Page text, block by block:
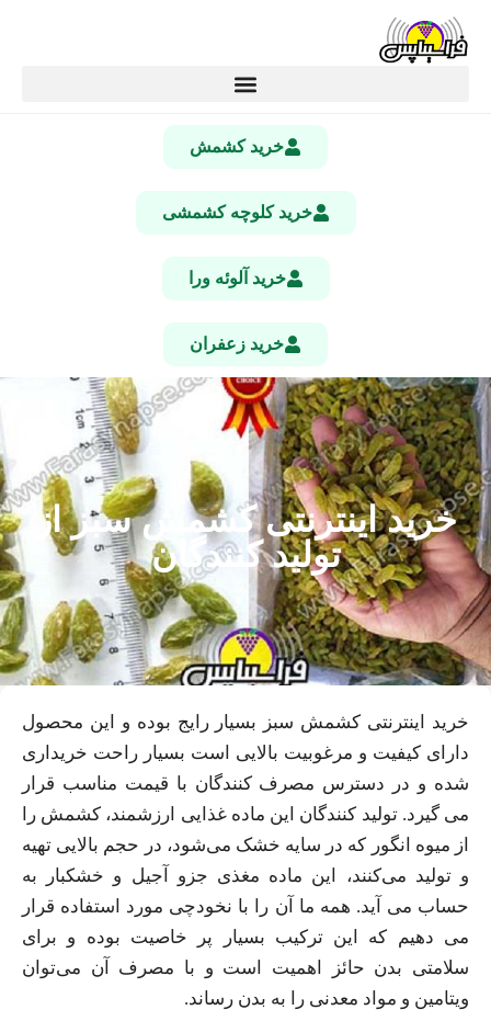
خرید کشمش
خرید کلوچه کشمشی
خرید آلوئه ورا
خرید زعفران
خرید اینترنتی کشمش سبز از
تولید کنندگان
خرید اینترنتی کشمش سبز بسیار رایج بوده و این محصول
دارای کیفیت و مرغوبیت بالایی است بسیار راحت خریداری
شده و در دسترس مصرف کنندگان با قیمت مناسب قرار
می گیرد. تولید کنندگان این ماده غذایی ارزشمند، کشمش را
از میوه انگور که در سایه خشک می‌شود، در حجم بالایی تهیه
و تولید می‌کنند، این ماده مغذی جزو آجیل و خشکبار به
حساب می آید. همه ما آن را با نخودچی مورد استفاده قرار
می دهیم که این ترکیب بسیار پر خاصیت بوده و برای
سلامتی بدن حائز اهمیت است و با مصرف آن می‌توان
ویتامین و مواد معدنی را به بدن رساند.